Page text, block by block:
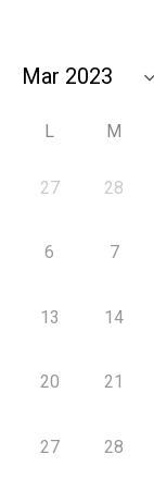
L M
27 28
6 7
13 14
20 21
27 28